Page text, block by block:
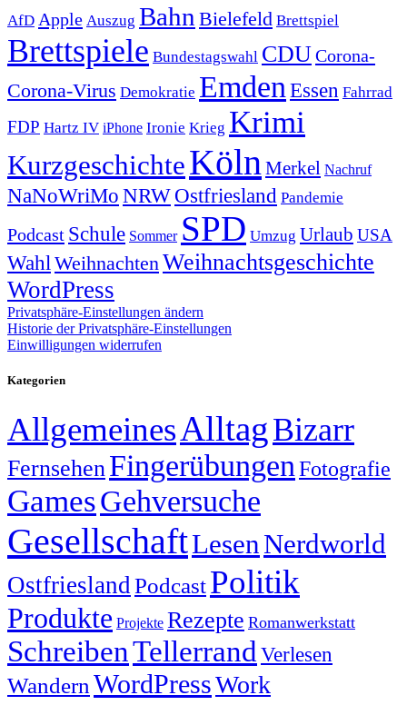
AfD Apple Auszug Bahn Bielefeld Brettspiel
Brettspiele Bundestagswahl CDUCorona-
Corona-Virus Demokratie Emden Essen Fahrrad
FDP Hartz IV iPhone Ironie Krieg Krimi
KurzgeschichteKöln Merkel Nachruf
NaNoWriMo NRWOstfriesland Pandemie
Podcast Schule Sommer SPD Umzug Urlaub USA
Wahl Weihnachten Weihnachtsgeschichte
WordPress
Privatsphäre-Einstellungen ändern
Historie der Privatsphäre-Einstellungen
Einwilligungen widerrufen
Kategorien
AllgemeinesAlltagBizarr
FernsehenFingerübungen Fotografie
GamesGehversuche
GesellschaftLesen Nerdworld
Ostfriesland PodcastPolitik
Produkte Projekte Rezepte Romanwerkstatt
SchreibenTellerrand Verlesen
Wandern WordPressWork